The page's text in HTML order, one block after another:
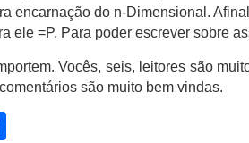
encarnação do n-Dimensional.
ele =P. Para poder escrever sobre
Vocês, seis, leitores são
são muito bem vindas.